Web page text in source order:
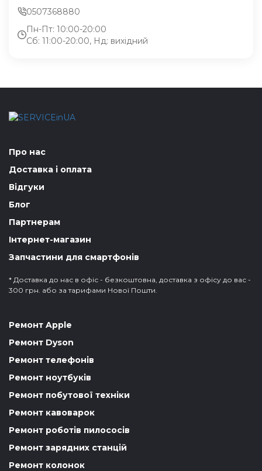
0507368880
Пн-Пт: 10:00-20:00
Сб: 11:00-20:00, Нд: вихідний
Про нас
Доставка і оплата
Відгуки
Блог
Партнерам
Інтернет-магазин
Запчастини для смартфонів
* Доставка до нас в офіс - безкоштовна, доставка з офісу до вас -
300 грн. або за тарифами Нової Пошти.
Ремонт Apple
Ремонт Dyson
Ремонт телефонів
Ремонт ноутбуків
Ремонт побутової техніки
Ремонт кавоварок
Ремонт роботів пилососів
Ремонт зарядних станцій
Ремонт колонок